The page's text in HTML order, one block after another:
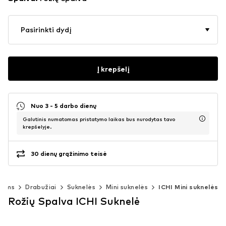
Pasirinkti dydį
Į krepšelį
Nuo 3 - 5 darbo dienų
Galutinis numatomas pristatymo laikas bus nurodytas tavo
krepšelyje.
30 dienų grąžinimo teisė
Drabužiai Suknelės Mini suknelės ICHI Mini suknelės
Rožių Spalva ICHI Suknelė